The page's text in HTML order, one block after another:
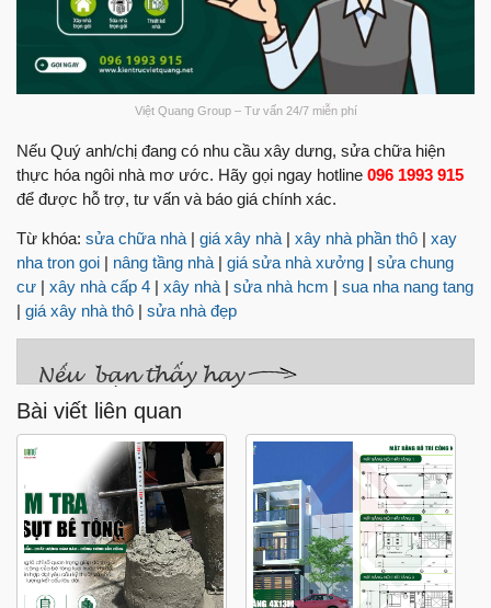
Việt Quang Group – Tư vấn 24/7 miễn phí
Nếu Quý anh/chị đang có nhu cầu xây dưng, sửa chữa hiện
thực hóa ngôi nhà mơ ước. Hãy gọi ngay hotline 096 1993 915
để được hỗ trợ, tư vấn và báo giá chính xác.
Từ khóa: sửa chữa nhà | giá xây nhà | xây nhà phần thô | xay
nha tron goi | nâng tầng nhà | giá sửa nhà xưởng | sửa chung
cư | xây nhà cấp 4 | xây nhà | sửa nhà hcm | sua nha nang tang
| giá xây nhà thô | sửa nhà đẹp
Bài viết liên quan